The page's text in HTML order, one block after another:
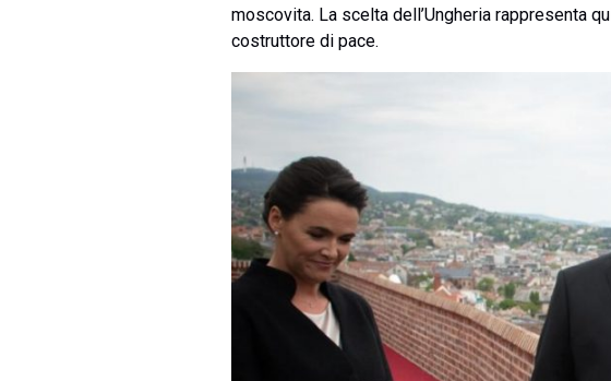
moscovita. La scelta dell’Ungheria rappresenta
costruttore di pace.